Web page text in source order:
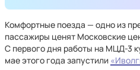
Комфортные поезда — одно из
пассажиры ценят Московские
С первого дня работы на МЦД-3
мае этого года запустили